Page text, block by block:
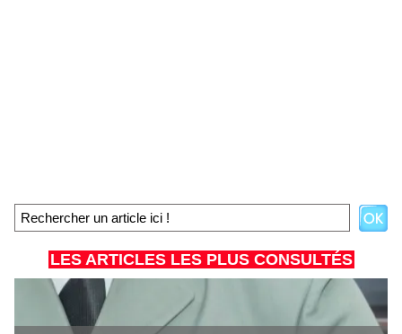
LES ARTICLES LES PLUS CONSULTÉS